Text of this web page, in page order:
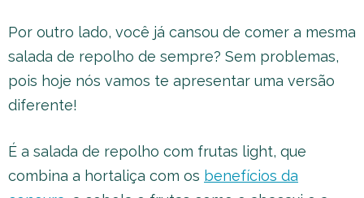
Por outro lado, você já cansou de comer a mesma
salada de repolho de sempre? Sem problemas,
pois hoje nós vamos te apresentar uma versão
diferente!
É a salada de repolho com frutas light, que
combina a hortaliça com os benefícios da